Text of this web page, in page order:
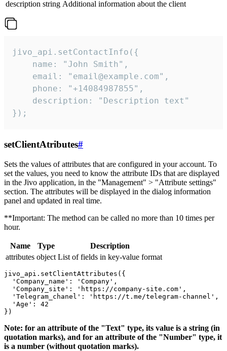
description string Additional information about the client
jivo_api.setContactInfo({
    name: "John Smith",
    email: "email@example.com",
    phone: "+14084987855",
    description: "Description text"
});
setClientAtributes#
Sets the values ​​of attributes that are configured in your account. To
set the values, you need to know the attribute IDs that are displayed
in the Jivo application, in the "Management" > "Attribute settings"
section. The attributes will be displayed in the dialog information
panel and updated in real time.
**Important: The method can be called no more than 10 times per
hour.
Name Type
Description
attributes object List of fields in key-value format
jivo_api.setClientAttributes({
  'Company_name': 'Company',
  'Company_site': 'https://company-site.com',
  'Telegram_chanel': 'https://t.me/telegram-channel',
  'Age': 42
Note: for an attribute of the "Text" type, its value is a string (in
quotation marks), and for an attribute of the "Number" type, it
is a number (without quotation marks).